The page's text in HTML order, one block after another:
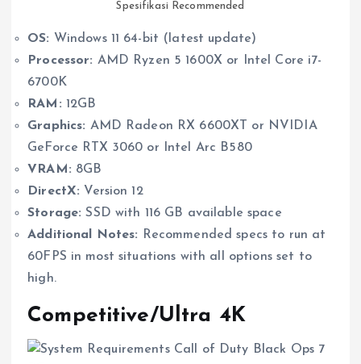
Spesifikasi Recommended
OS: Windows 11 64-bit (latest update)
Processor: AMD Ryzen 5 1600X or Intel Core i7-
6700K
RAM: 12GB
Graphics: AMD Radeon RX 6600XT or NVIDIA
GeForce RTX 3060 or Intel Arc B580
VRAM: 8GB
DirectX: Version 12
Storage: SSD with 116 GB available space
Additional Notes: Recommended specs to run at
60FPS in most situations with all options set to
high.
Competitive/Ultra 4K